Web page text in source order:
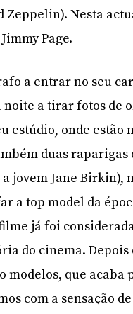
Zeppelin). Nesta
Page.
a entrar no seu
noite a tirar fotos de
estúdio, onde estão
duas
jovem Jane Birkin),
a top model da
já foi
do cinema.
que acaba
com a sensação